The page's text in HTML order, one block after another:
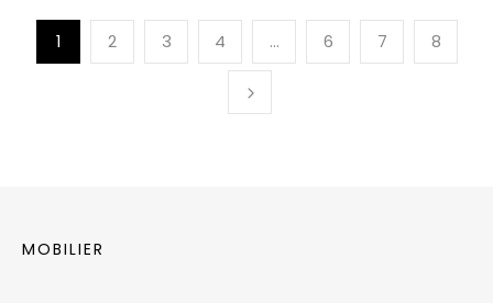
1 2 3 4 … 6 7 8
MOBILIER